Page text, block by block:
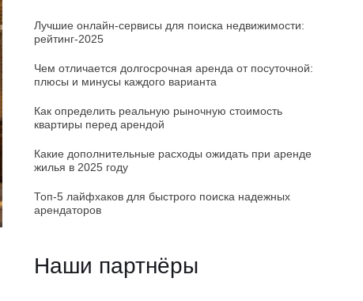
Лучшие онлайн-сервисы для поиска недвижимости:
рейтинг-2025
Чем отличается долгосрочная аренда от посуточной:
плюсы и минусы каждого варианта
Как определить реальную рыночную стоимость
квартиры перед арендой
Какие дополнительные расходы ожидать при аренде
жилья в 2025 году
Топ-5 лайфхаков для быстрого поиска надежных
арендаторов
Наши партнёры